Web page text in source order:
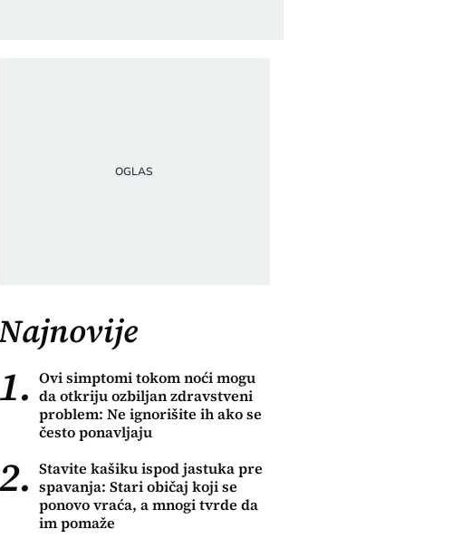
na avanturu" - Ona.rs
1. Ovi simptomi tokom noći mogu
da otkriju ozbiljan zdravstveni
problem: Ne ignorišite ih ako se
često ponavljaju
2. Stavite kašiku ispod jastuka pre
spavanja: Stari običaj koji se
ponovo vraća, a mnogi tvrde da
im pomaže